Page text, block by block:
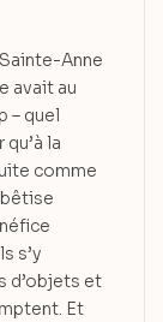
Anne
avait au
– quel
la
comme
bêtise
s’y
d’objets et
Et